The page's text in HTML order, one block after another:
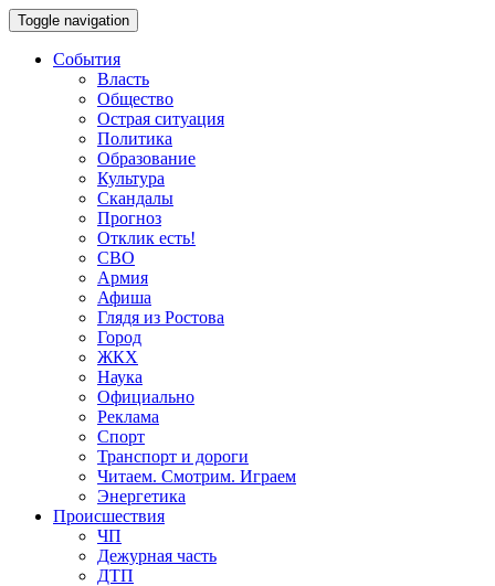
Toggle navigation
События
Власть
Общество
Острая ситуация
Политика
Образование
Культура
Скандалы
Прогноз
Отклик есть!
СВО
Армия
Афиша
Глядя из Ростова
Город
ЖКХ
Наука
Официально
Реклама
Спорт
Транспорт и дороги
Читаем. Смотрим. Играем
Энергетика
Происшествия
ЧП
Дежурная часть
ДТП